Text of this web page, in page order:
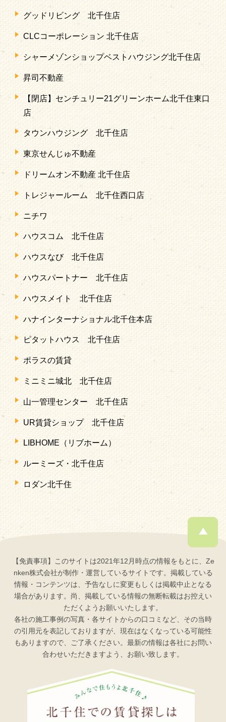
グッドリビング 北千住店
CLCコーポレーション 北千住店
シャーメゾンショップベストハウジング北千住店
昇司不動産
【閉店】センチュリー21グリーンホーム北千住東口
店
タウンハウジング 北千住店
東京せんじゅ不動産
ドリームオン不動産 北千住店
トレジャールーム 北千住西口店
ニチワ
ハウスコム 北千住店
ハウスなび 北千住店
ハウスパートナー 北千住店
ハウスメイト 北千住店
ハナインターナショナル北千住本店
ピタットハウス 北千住店
ポラスの賃貸
ミニミニ城北 北千住店
山一管理センター 北千住店
UR賃貸ショップ 北千住店
LIBHOME（リブホーム）
ルーミーズ・北千住店
ロダン北千住
【免責事項】このサイトは2021年12月時点の情報をもとに、Ze
nken株式会社が制作・運営しているサイトです。掲載している
情報・コンテンツは、予告なしに変更もしくは掲載中止となる
場合があります。尚、掲載している情報の無断転載はお控えい
ただくようお願いいたします。
各社の施工事例の写真・各サイトからの口コミなど、その当時
の引用元を表記しておりますが、現在はなくなっている可能性
もありますので、ご了承ください。最新の情報は各社にお問い
合わせいただきますよう、お願い致します。